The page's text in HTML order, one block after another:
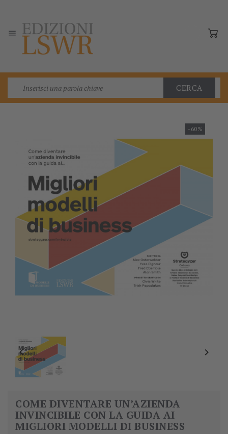

CERCA
-60%
 
COME DIVENTARE UN’AZIENDA
INVINCIBILE CON LA GUIDA AI
MIGLIORI MODELLI DI BUSINESS